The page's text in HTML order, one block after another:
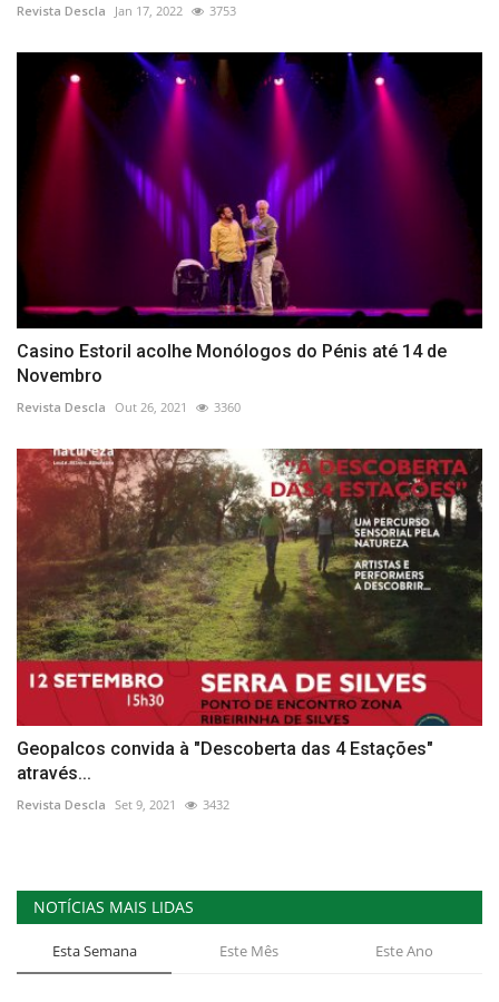
Revista Descla Jan 17, 2022 3753
Casino Estoril acolhe Monólogos do Pénis até 14 de
Novembro
Revista Descla Out 26, 2021 3360
Geopalcos convida à "Descoberta das 4 Estações"
através...
Revista Descla Set 9, 2021 3432
NOTÍCIAS MAIS LIDAS
Esta Semana Este Mês Este Ano